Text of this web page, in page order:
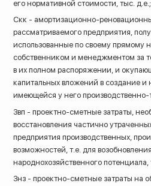
его нормативной стоимости, тыс. д.е.;
Скк - амортизационно-
рассматриваемого предприятия,
использованные по своему прямому
собственником и менеджментом за
в их полном распоряжении, и
капитальных вложений в создание и
имеющейся у него производственно-
Звп - проектно-сметные затраты,
восстановления частично
предприятия производственных,
возможностей, т.е. для
народнохозяйственного потенциала,
Знз - проектно-сметные затраты на